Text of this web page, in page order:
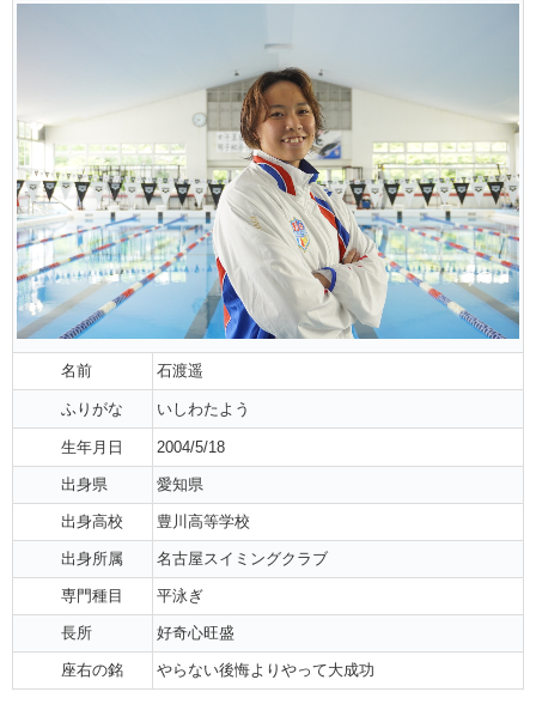
名前 石渡遥
ふりがな いしわたよう
生年月日 2004/5/18
出身県 愛知県
出身高校 豊川高等学校
出身所属 名古屋スイミングクラブ
専門種目 平泳ぎ
長所 好奇心旺盛
座右の銘 やらない後悔よりやって大成功